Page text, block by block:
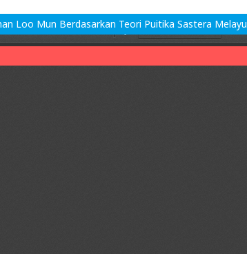
Loo Mun Berdasarkan Teori Puitika Sastera Melayu